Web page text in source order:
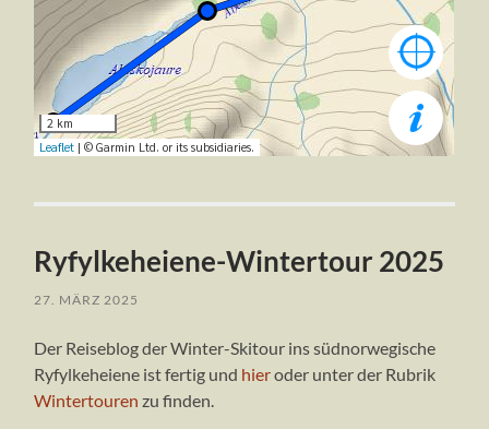
Ryfylkeheiene-Wintertour 2025
27. MÄRZ 2025
Der Reiseblog der Winter-Skitour ins südnorwegische
Ryfylkeheiene ist fertig und hieroder unter der Rubrik
Wintertouren zu finden.